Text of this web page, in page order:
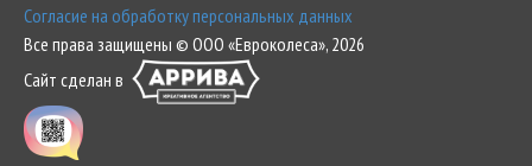
Согласие на обработку персональных данных
Все права защищены © ООО «Евроколеса», 2026
Сайт сделан в